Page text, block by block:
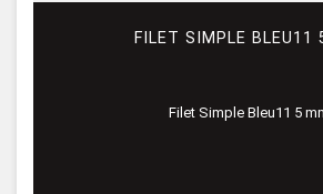
FILET SIMPLE BLEU11
Filet Simple Bleu11 5